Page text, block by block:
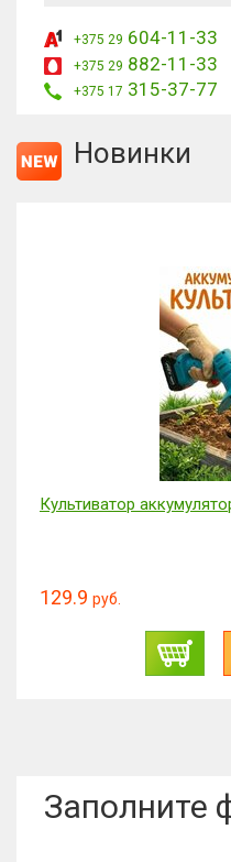
+375 29 604-11-33
+375 29 882-11-33
+375 17 315-37-77
Новинки
Культиватор
129.9 руб.
Заполните